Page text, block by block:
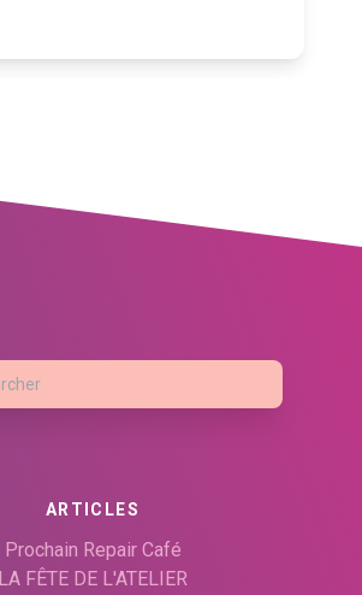
ARTICLES
Prochain Repair Café
LA FÊTE DE L'ATELIER